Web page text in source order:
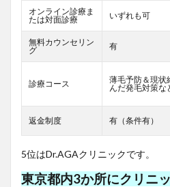
オンライン診療ま
たは対面診療
いずれも可
無料カウンセリン
グ
有
診療コース
薄毛予防＆現状
んだ発毛対策な
返金制度 有（条件有）
5位はDr.AGAクリニックです。
東京都内3か所にクリニ